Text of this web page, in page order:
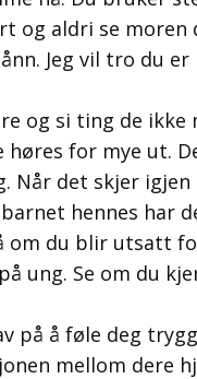
og aldri se moren
Jeg vil tro du er
og si ting de ikke
høres for mye ut.
Når det skjer igjen
hennes har
om du blir utsatt
ung. Se om du
på å føle deg
mellom dere